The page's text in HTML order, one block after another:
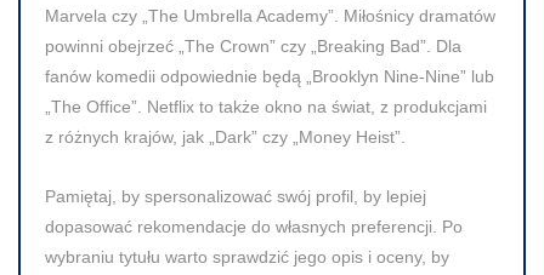
Marvela czy „The Umbrella Academy”. Miłośnicy dramatów
powinni obejrzeć „The Crown” czy „Breaking Bad”. Dla
fanów komedii odpowiednie będą „Brooklyn Nine-Nine” lub
„The Office”. Netflix to także okno na świat, z produkcjami
z różnych krajów, jak „Dark” czy „Money Heist”.
Pamiętaj, by spersonalizować swój profil, by lepiej
dopasować rekomendacje do własnych preferencji. Po
wybraniu tytułu warto sprawdzić jego opis i oceny, by